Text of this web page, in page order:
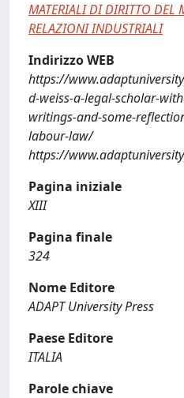
MATERIALI DI DIRITTO DEL
RELAZIONI INDUSTRIALI
Indirizzo WEB
https://
d-weiss-a-legal-scholar-
writings-and-some-
labour-law/
https://
Pagina iniziale
XIII
Pagina finale
324
Nome Editore
ADAPT University Press
Paese Editore
ITALIA
Parole chiave